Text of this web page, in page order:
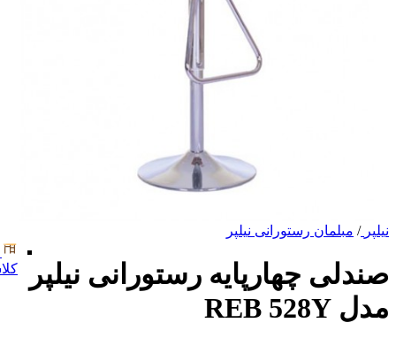
نیلپر / مبلمان رستورانی نیلپر
صندلی چهارپایه رستورانی نیلپر
مدل REB 528Y